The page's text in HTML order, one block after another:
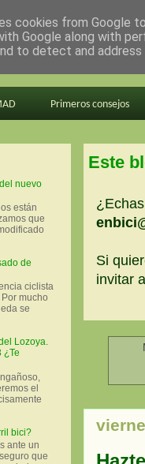
Primeros consejos
Este
Si
invitar
nuevo
están
que
de
ciclista
mucho
se
Lozoya.
¿Te
el
bici?
ante un
que
cookies from Google
Google along with
to detect and address